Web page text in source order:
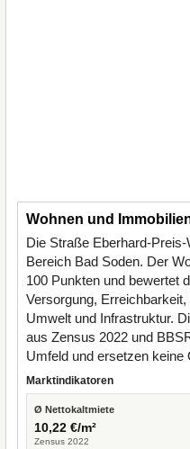
Wohnen und
Die Straße Eberhard-
Bereich Bad Soden. Der
100 Punkten und bewertet
Versorgung,
Umwelt und Infrastruktur.
aus Zensus 2022 und
Umfeld und ersetzen keine
Marktindikatoren
Ø Nettokaltmiete
10,22 €/m²
Zensus 2022